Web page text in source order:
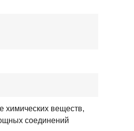
химических веществ,
соединений